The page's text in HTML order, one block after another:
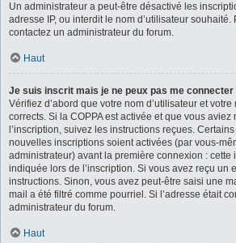
Un administrateur a peut-être désactivé les
adresse IP, ou interdit le nom d’utilisateur souhaité.
contactez un administrateur du forum.
Haut
Je suis inscrit mais je ne peux pas me connecter
Vérifiez d’abord que votre nom d’utilisateur et
corrects. Si la COPPA est activée et que vous aviez
l’inscription, suivez les instructions reçues.
nouvelles inscriptions soient activées (par vous-
administrateur) avant la première connexion : cette
indiquée lors de l’inscription. Si vous avez reçu un
instructions. Sinon, vous avez peut-être saisi une
mail a été filtré comme pourriel. Si l’adresse était
administrateur du forum.
Haut